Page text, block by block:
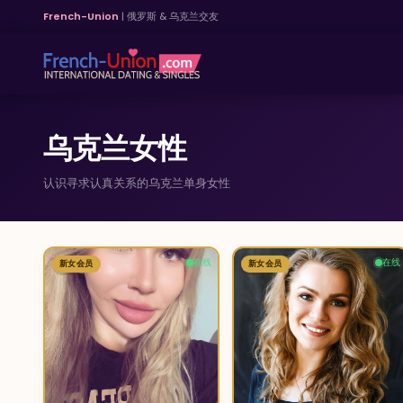
French-Union | 俄罗斯 & 乌克兰交友
乌克兰女性
认识寻求认真关系的乌克兰单身女性
6 在线
新女会员 1 在线
新女会员